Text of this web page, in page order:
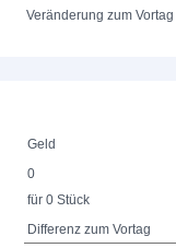
Veränderung zum Vortag
Geld
0
für 0 Stück
Differenz zum Vortag